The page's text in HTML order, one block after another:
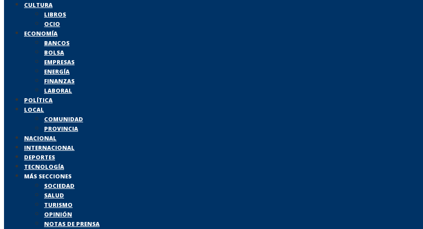
CULTURA
LIBROS
OCIO
ECONOMÍA
BANCOS
BOLSA
EMPRESAS
ENERGÍA
FINANZAS
LABORAL
POLÍTICA
LOCAL
COMUNIDAD
PROVINCIA
NACIONAL
INTERNACIONAL
DEPORTES
TECNOLOGÍA
MÁS SECCIONES
SOCIEDAD
SALUD
TURISMO
OPINIÓN
NOTAS DE PRENSA